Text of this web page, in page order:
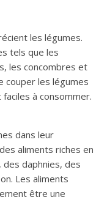
les légumes.
tels que les
les concombres et
couper les légumes
à consommer.
dans leur
aliments riches en
daphnies, des
Les aliments
être une